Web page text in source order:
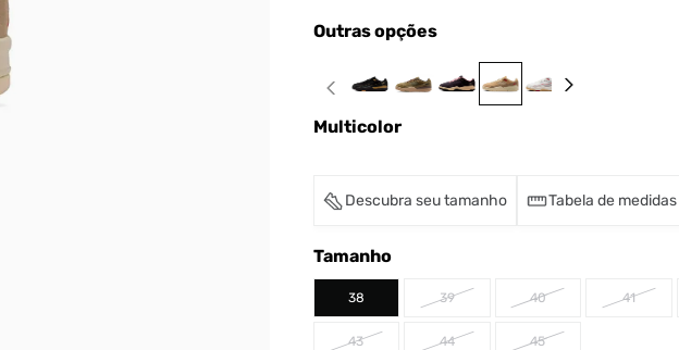
Outras opções
Multicolor
Descubra seu tamanho Tabela de medidas
Tamanho
38 39 40 41
43 44 45